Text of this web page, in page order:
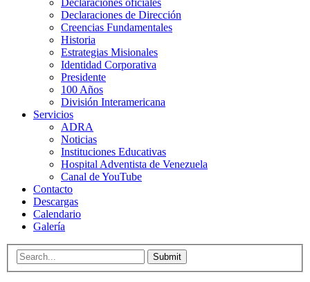
Declaraciones oficiales
Declaraciones de Dirección
Creencias Fundamentales
Historia
Estrategias Misionales
Identidad Corporativa
Presidente
100 Años
División Interamericana
Servicios
ADRA
Noticias
Instituciones Educativas
Hospital Adventista de Venezuela
Canal de YouTube
Contacto
Descargas
Calendario
Galería
Submit